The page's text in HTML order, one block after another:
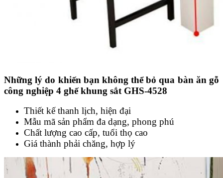
Những lý do khiến bạn không thể bỏ qua bàn ăn gỗ
công nghiệp 4 ghế khung sắt GHS-4528
Thiết kế thanh lịch, hiện đại
Mẫu mã sản phẩm đa dạng, phong phú
Chất lượng cao cấp, tuổi thọ cao
Giá thành phải chăng, hợp lý